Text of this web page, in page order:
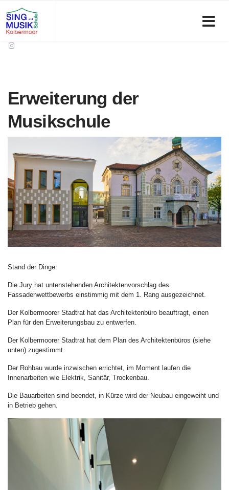
Erweiterung der
Musikschule
Stand der Dinge:
Die Jury hat untenstehenden Architektenvorschlag des
Fassadenwettbewerbs einstimmig mit dem 1. Rang ausgezeichnet.
Der Kolbermoorer Stadtrat hat das Architektenbüro beauftragt, einen
Plan für den Erweiterungsbau zu entwerfen.
Der Kolbermoorer Stadtrat hat dem Plan des Architektenbüros (siehe
unten) zugestimmt.
Der Rohbau wurde inzwischen errichtet, im Moment laufen die
Innenarbeiten wie Elektrik, Sanitär, Trockenbau.
Die Bauarbeiten sind beendet, in Kürze wird der Neubau eingeweiht und
in Betrieb gehen.